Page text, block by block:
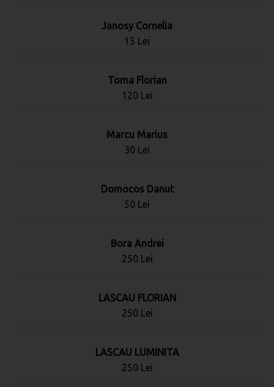
Janosy Cornelia
15 Lei
Toma Florian
120 Lei
Marcu Marius
30 Lei
Domocos Danut
50 Lei
Bora Andrei
250 Lei
LASCAU FLORIAN
250 Lei
LASCAU LUMINITA
250 Lei